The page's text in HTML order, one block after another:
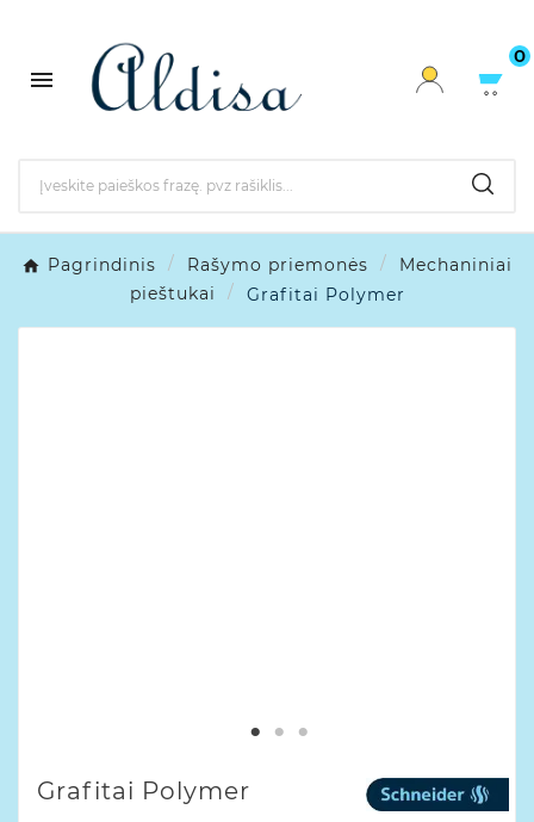

0
Pagrindinis Rašymo priemonės
Mechaniniai
pieštukai
Grafitai Polymer
Grafitai Polymer